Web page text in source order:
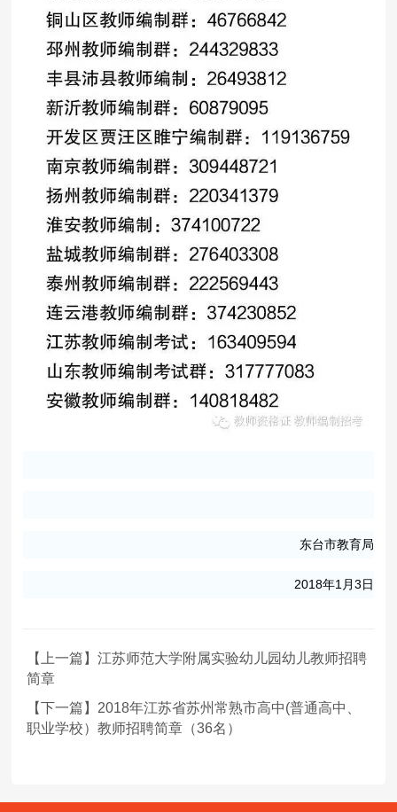
东台市教育局
2018年1月3日
【上一篇】江苏师范大学附属实验幼儿园幼儿教师招聘
简章
【下一篇】2018年江苏省苏州常熟市高中(普通高中、
职业学校）教师招聘简章（36名）